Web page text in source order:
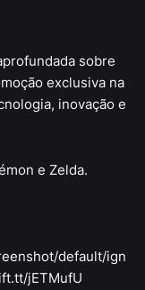
sobre
exclusiva na
inovação e
e Zelda.
default/ign
jETMufU